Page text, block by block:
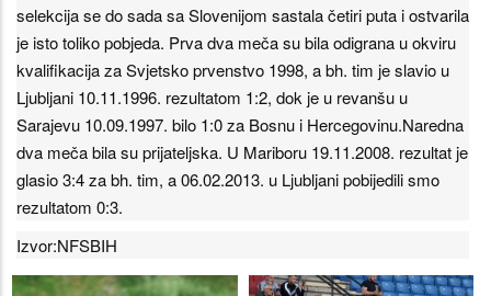
selekcija se do sada sa Slovenijom sastala četiri puta i ostvarila
je isto toliko pobjeda. Prva dva meča su bila odigrana u okviru
kvalifikacija za Svjetsko prvenstvo 1998, a bh. tim je slavio u
Ljubljani 10.11.1996. rezultatom 1:2, dok je u revanšu u
Sarajevu 10.09.1997. bilo 1:0 za Bosnu i Hercegovinu.Naredna
dva meča bila su prijateljska. U Mariboru 19.11.2008. rezultat je
glasio 3:4 za bh. tim, a 06.02.2013. u Ljubljani pobijedili smo
rezultatom 0:3.
Izvor:NFSBIH